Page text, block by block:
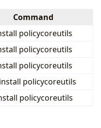
Command
policycoreutils
policycoreutils
policycoreutils
policycoreutils
policycoreutils